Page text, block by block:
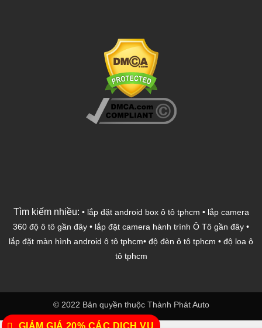
Tìm kiếm nhiều: • lắp đặt android box ô tô tphcm • lắp camera
360 độ ô tô gần đây • lắp đặt camera hành trình Ô Tô gần đây •
lắp đặt màn hình android ô tô tphcm• độ đèn ô tô tphcm • độ loa ô
tô tphcm
© 2022 Bản quyền thuộc Thành Phát Auto